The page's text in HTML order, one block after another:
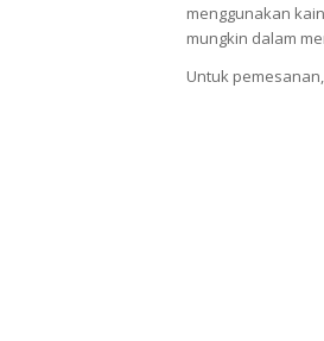
menggunakan
mungkin dalam
Untuk